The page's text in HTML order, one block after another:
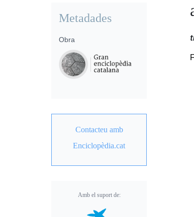
Metadades
Obra
Contacteu amb
Enciclopèdia.cat
Amb el suport de: